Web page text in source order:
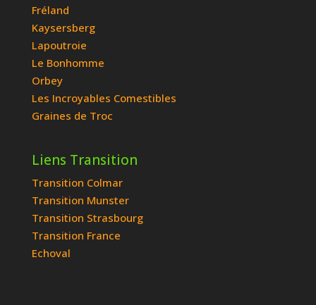
Fréland
Kaysersberg
Lapoutroie
Le Bonhomme
Orbey
Les Incroyables Comestibles
Graines de Troc
Liens Transition
Transition Colmar
Transition Munster
Transition Strasbourg
Transition France
Echoval